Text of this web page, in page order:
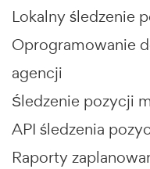
Lokalny śledzenie
Oprogramowanie
agencji
Śledzenie pozycji
API śledzenia
Raporty